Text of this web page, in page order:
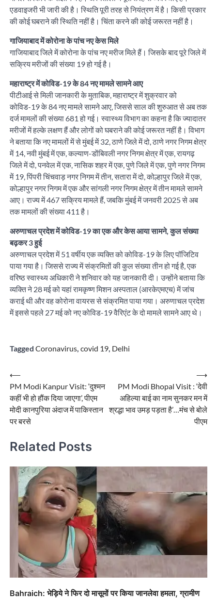
एडवाइजरी भी जारी की है। स्थिति पूरी तरह से नियंत्रण में है। किसी प्रकार
की कोई घबराने की स्थिति नहीं है। चिंता करने की कोई जरूरत नहीं है।
गाजियाबाद में कोरोना के पांच नए केस मिले
गाजियाबाद जिले में कोरोना के पांच नए मरीज मिले हैं। जिसके बाद पूरे जिले में
सक्रिय मरीजों की संख्या 19 हो गई है।
महाराष्ट्र में कोविड-19 के 84 नए मामले सामने आए
पीटीआई से मिली जानकारी के मुताबिक, महाराष्ट्र में शुक्रवार को
कोविड-19 के 84 नए मामले सामने आए, जिससे साल की शुरुआत से अब तक
दर्ज मामलों की संख्या 681 हो गई। स्वास्थ्य विभाग का कहना है कि ज्यादातर
मरीजों में हल्के लक्षण हैं और लोगों को घबराने की कोई जरूरत नहीं है। विभाग
ने बताया कि नए मामलों में से मुंबई में 32, ठाणे जिले में दो, ठाणे नगर निगम क्षेत्र
में 14, नवी मुंबई में एक, कल्याण-डोंबिवली नगर निगम क्षेत्र में एक, रायगढ़
जिले में दो, पनवेल में एक, नासिक शहर में एक, पुणे जिले में एक, पुणे नगर निगम
में 19, पिंपरी चिंचवाड़ नगर निगम में तीन, सतारा में दो, कोल्हापुर जिले में एक,
कोल्हापुर नगर निगम में एक और सांगली नगर निगम क्षेत्र में तीन मामले सामने
आए। राज्य में 467 सक्रिय मामले हैं, जबकि मुंबई में जनवरी 2025 से अब
तक मामलों की संख्या 411 है।
अरुणाचल प्रदेश में कोविड-19 का एक और केस आया सामने, कुल संख्या
बढ़कर 3 हुई
अरुणाचल प्रदेश में 51 वर्षीय एक व्यक्ति को कोविड-19 के लिए पॉजिटिव
पाया गया है। जिससे राज्य में संक्रमितों की कुल संख्या तीन हो गई है, एक
वरिष्ठ स्वास्थ्य अधिकारी ने शनिवार को यह जानकारी दी। उन्होंने बताया कि
व्यक्ति ने 28 मई को यहां रामकृष्ण मिशन अस्पताल (आरकेएमएच) में जांच
कराई थी और वह कोरोना वायरस से संक्रमित पाया गया। अरुणाचल प्रदेश
में इससे पहले 27 मई को नए कोविड-19 वैरिएंट के दो मामले सामने आए थे।
Tagged Coronavirus covid 19 Delhi
Post
navigation
⟵
PM Modi Kanpur Visit: ‘दुश्मन
कहीं भी हो हौंक दिया जाएगा’, पीएम
मोदी कानपुरिया अंदाज में पाकिस्तान
पर बरसे
PM Modi Bhopal Visit : ‘देवी
अहिल्या बाई का नाम सुनकर मन में
श्रद्धा भाव उमड़ पड़ता है’…मंच से बोले
पीएम
⟶
Related Posts
Bahraich: भेड़िये ने फिर दो मासूमों पर किया जानलेवा हमला, ग्रामीण